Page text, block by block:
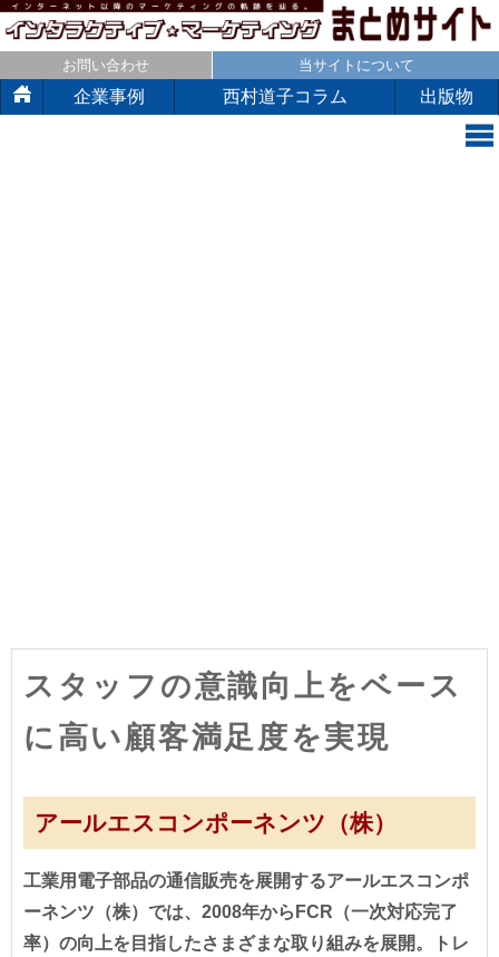
お問い合わせ 当サイトについて
企業事例 西村道子コラム 出版物
スタッフの意識向上をベース
に高い顧客満足度を実現
アールエスコンポーネンツ（株）
工業用電子部品の通信販売を展開するアールエスコンポ
ーネンツ（株）では、2008年からFCR（一次対応完了
率）の向上を目指したさまざまな取り組みを展開。トレ